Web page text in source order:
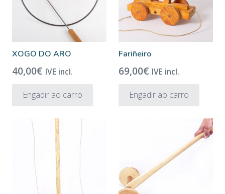
XOGO DO ARO
40,00€ IVE incl.
Engadir ao carro
Fariñeiro
69,00€ IVE incl.
Engadir ao carro